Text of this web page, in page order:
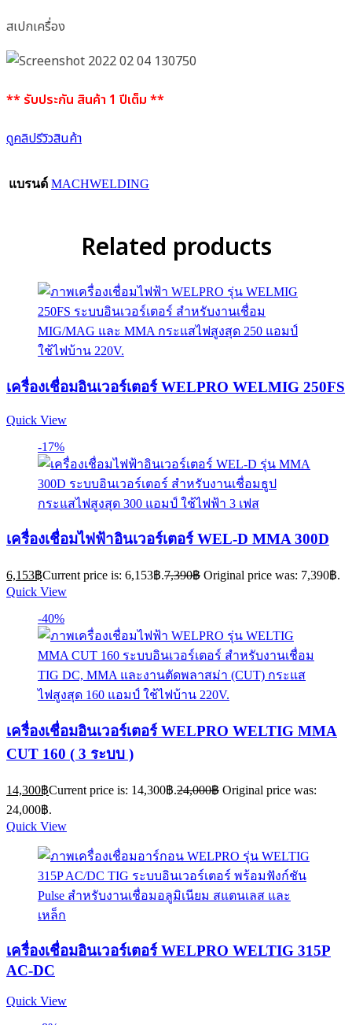
สเปกเครื่อง
** รับประกัน สินค้า 1 ปีเต็ม **
ดูคลิปรีวิวสินค้า
แบรนด์ MACHWELDING
Related products
เครื่องเชื่อมอินเวอร์เตอร์ WELPRO WELMIG 250FS
Quick View
-17%
เครื่องเชื่อมไฟฟ้าอินเวอร์เตอร์ WEL-D MMA 300D
6,153฿Current price is: 6,153฿.7,390฿ Original price was: 7,390฿.
Quick View
-40%
เครื่องเชื่อมอินเวอร์เตอร์ WELPRO WELTIG MMA
CUT 160 ( 3 ระบบ )
14,300฿Current price is: 14,300฿.24,000฿ Original price was:
24,000฿.
Quick View
เครื่องเชื่อมอินเวอร์เตอร์ WELPRO WELTIG 315P
AC-DC
Quick View